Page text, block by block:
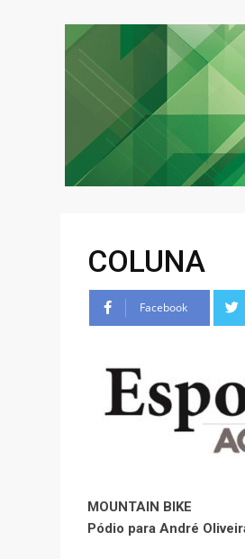
COLUNA
Facebook
MOUNTAIN BIKE
Pódio para André